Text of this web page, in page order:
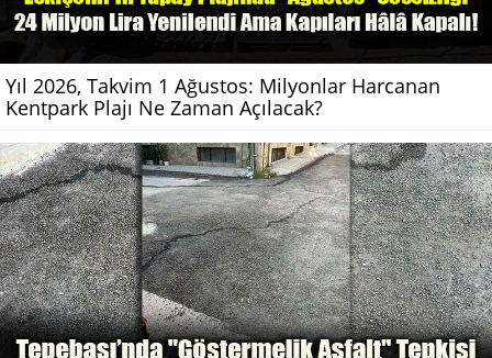
Yıl 2026, Takvim 1 Ağustos: Milyonlar Harcanan
Kentpark Plajı Ne Zaman Açılacak?